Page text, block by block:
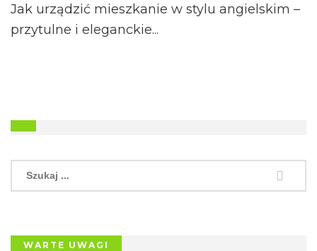
Jak urządzić mieszkanie w stylu angielskim –
przytulne i eleganckie...
WARTE UWAGI